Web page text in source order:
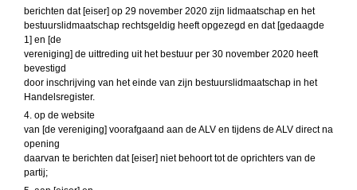
berichten dat [eiser] op 29 november 2020 zijn lidmaatschap en het
bestuurslidmaatschap rechtsgeldig heeft opgezegd en dat [gedaagde
1] en [de
vereniging] de uittreding uit het bestuur per 30 november 2020 heeft
bevestigd
door inschrijving van het einde van zijn bestuurslidmaatschap in het
Handelsregister.
4. op de website
van [de vereniging] voorafgaand aan de ALV en tijdens de ALV direct na
opening
daarvan te berichten dat [eiser] niet behoort tot de oprichters van de
partij;